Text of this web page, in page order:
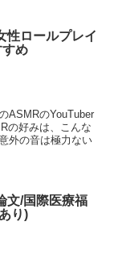
性ロールプレイ
め
ASMRのYouTuber
の好みは、こんな
外の音は極力ない
文/国際医療福
り)